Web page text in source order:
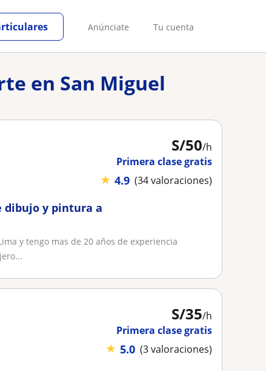
Anúnciate Tu cuenta
en San Miguel
S/50/h
Primera clase gratis
★ 4.9 (34 valoraciones)
dibujo y pintura a
y tengo mas de 20 años de experiencia
S/35/h
Primera clase gratis
★ 5.0 (3 valoraciones)